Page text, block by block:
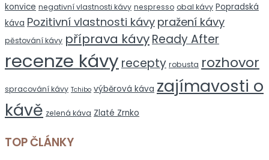
konvice negativní vlastnosti kávy nespresso obal kávy Popradská
káva Pozitivní vlastnosti kávy pražení kávy
pěstování kávy příprava kávyReady After
recenze kávy recepty robusta rozhovor
spracování kávy Tchibo výběrová káva zajímavosti o
kávě zelená káva Zlaté Zrnko
TOP ČLÁNKY